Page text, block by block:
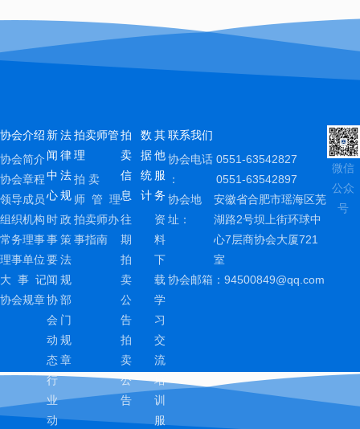
协会介绍
协会简介
协会章程
领导成员
组织机构
常务理事
理事单位
大 事 记
协会规章
新
闻
中
心
时
事
要
闻
协
会
动
态
行
业
动
法
律
法
规
政
策
法
规
部
门
规
章
拍卖师管
理
拍 卖
师 管 理
拍卖师办
事指南
拍
卖
信
息
往
期
拍
卖
公
告
拍
卖
公
告
数
据
统
计
其
他
服
务
资
料
下
载
学
习
交
流
培
训
服
联系我们
协会电话
：
0551-63542827
0551-63542897
协会地
址：
安徽省合肥市瑶海区芜
湖路2号坝上街环球中
心7层商协会大厦721
室
协会邮箱： 94500849@qq.com
微信
公众
号